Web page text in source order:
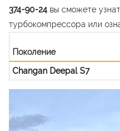
374-90-24 вы сможете
турбокомпрессора или
Поколение
Changan Deepal S7